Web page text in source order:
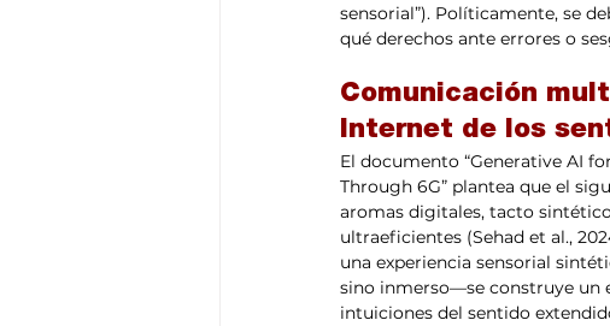
sensorial”). Políticamente, se
qué derechos ante errores o
Comunicación
Internet de los
El documento “Generative AI
Through 6G” plantea que el
aromas digitales, tacto
ultraeficientes (Sehad et al.,
una experiencia sensorial
sino inmerso—se construye un
intuiciones del sentido